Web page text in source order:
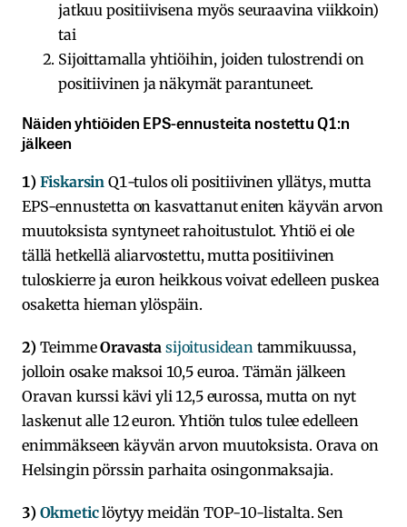
jatkuu positiivisena myös seuraavina viikkoin)
tai
Sijoittamalla yhtiöihin, joiden tulostrendi on
positiivinen ja näkymät parantuneet.
Näiden yhtiöiden EPS-ennusteita nostettu Q1:n
jälkeen
1) Fiskarsin Q1-tulos oli positiivinen yllätys, mutta
EPS-ennustetta on kasvattanut eniten käyvän arvon
muutoksista syntyneet rahoitustulot. Yhtiö ei ole
tällä hetkellä aliarvostettu, mutta positiivinen
tuloskierre ja euron heikkous voivat edelleen puskea
osaketta hieman ylöspäin.
2)TeimmeOravasta sijoitusideantammikuussa,
jolloin osake maksoi 10,5 euroa. Tämän jälkeen
Oravan kurssi kävi yli 12,5 eurossa, mutta on nyt
laskenut alle 12 euron. Yhtiön tulos tulee edelleen
enimmäkseen käyvän arvon muutoksista. Orava on
Helsingin pörssin parhaita osingonmaksajia.
3) Okmeticlöytyy meidän TOP-10-listalta. Sen